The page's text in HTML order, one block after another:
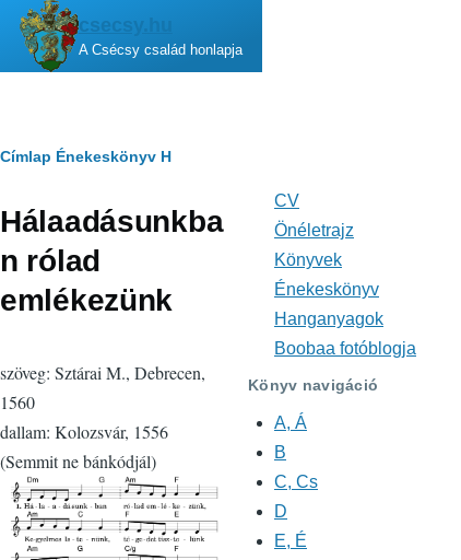
Ugrás a tartalomra
csecsy.hu
A Csécsy család honlapja
Morzsa
Címlap Énekeskönyv H
Hálaadásunkba
n rólad
emlékezünk
szöveg: Sztárai M., Debrecen,
1560
dallam: Kolozsvár, 1556
(Semmit ne bánkódjál)
navigáció
CV
Önéletrajz
Könyvek
Énekeskönyv
Hanganyagok
Boobaa fotóblogja
Könyv navigáció
A, Á
B
C, Cs
D
E, É